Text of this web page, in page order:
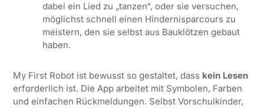
dabei ein Lied zu „tanzen“, oder sie versuchen,
möglichst schnell einen Hindernisparcours zu
meistern, den sie selbst aus Bauklötzen gebaut
haben.
My First Robot ist bewusst so gestaltet, dass kein Lesen
erforderlich ist. Die App arbeitet mit Symbolen, Farben
und einfachen Rückmeldungen. Selbst Vorschulkinder,